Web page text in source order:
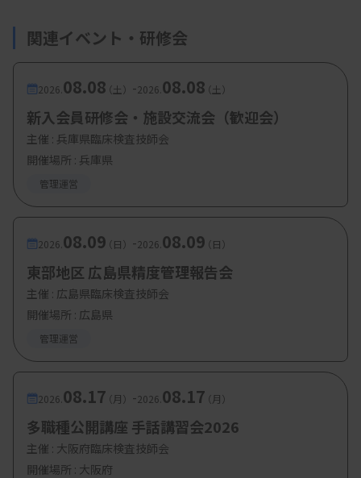
関連イベント・研修会
2026. 08.08（土） -2026. 08.08（土）
新入会員研修会・施設交流会（歓迎会）
主催 : 兵庫県臨床検査技師会
開催場所 : 兵庫県
管理運営
2026. 08.09（日） -2026. 08.09（日）
東部地区 広島県精度管理報告会
主催 : 広島県臨床検査技師会
開催場所 : 広島県
管理運営
2026. 08.17（月） -2026. 08.17（月）
多職種公開講座 手話講習会2026
主催 : 大阪府臨床検査技師会
開催場所 : 大阪府